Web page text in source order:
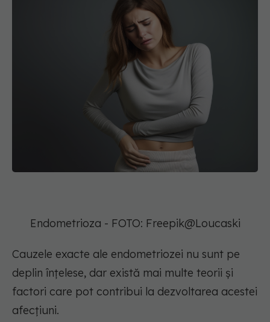
Endometrioza - FOTO: Freepik@Loucaski
Cauzele exacte ale endometriozei nu sunt pe
deplin înțelese, dar există mai multe teorii și
factori care pot contribui la dezvoltarea acestei
afecțiuni.